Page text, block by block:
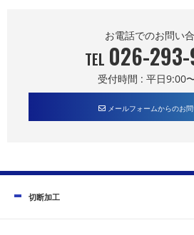
お電話でのお問い
TEL 026-
受付時間 : 平日9:00
メールフォームからのお
切断加工